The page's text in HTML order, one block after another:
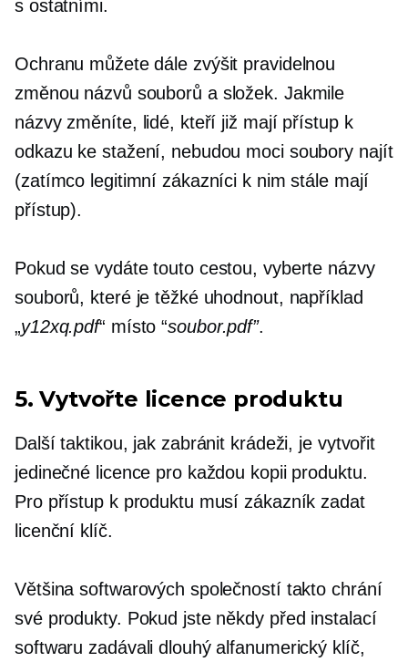
s ostatními.
Ochranu můžete dále zvýšit pravidelnou
změnou názvů souborů a složek. Jakmile
názvy změníte, lidé, kteří již mají přístup k
odkazu ke stažení, nebudou moci soubory najít
(zatímco legitimní zákazníci k nim stále mají
přístup).
Pokud se vydáte touto cestou, vyberte názvy
souborů, které je těžké uhodnout, například
„y12xq.pdf“ místo “soubor.pdf”.
5. Vytvořte licence produktu
Další taktikou, jak zabránit krádeži, je vytvořit
jedinečné licence pro každou kopii produktu.
Pro přístup k produktu musí zákazník zadat
licenční klíč.
Většina softwarových společností takto chrání
své produkty. Pokud jste někdy před instalací
softwaru zadávali dlouhý alfanumerický klíč,